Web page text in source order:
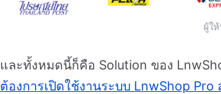
ผู้ใ
และทั้งหมดนี้ก็คือ Solution ของ
ต้องการเปิดใช้งานระบบ LnwShop